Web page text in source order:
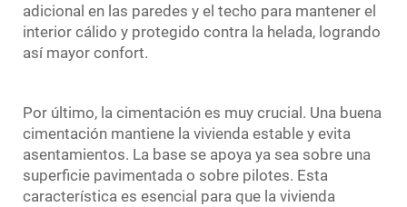
adicional en las paredes y el techo para mantener el
interior cálido y protegido contra la helada, logrando
así mayor confort.
Por último, la cimentación es muy crucial. Una buena
cimentación mantiene la vivienda estable y evita
asentamientos. La base se apoya ya sea sobre una
superficie pavimentada o sobre pilotes. Esta
característica es esencial para que la vivienda